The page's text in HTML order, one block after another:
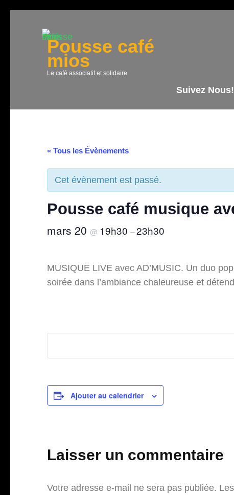
Pousse café
mios
Le café associatif et solidaire
Suivez Nous!
« Tous les Évènements
Cet évènement est passé.
Pousse café musique
mars 20 @ 19h30 –23h30
MUSIQUE LIVE avec AD’MUSIC. Un duo
soirée dans l’ambiance chaleureuse et
Ajouter au calendrier
Laisser un commentaire
Votre adresse e-mail ne sera pas publiée.